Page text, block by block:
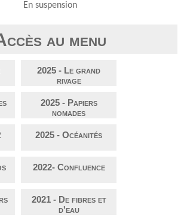
En suspension
au menu
2025 - Le grand
rivage
2025 - Papiers
nomades
2025 - Océanités
2022- Confluence
2021 - De fibres et
d'eau